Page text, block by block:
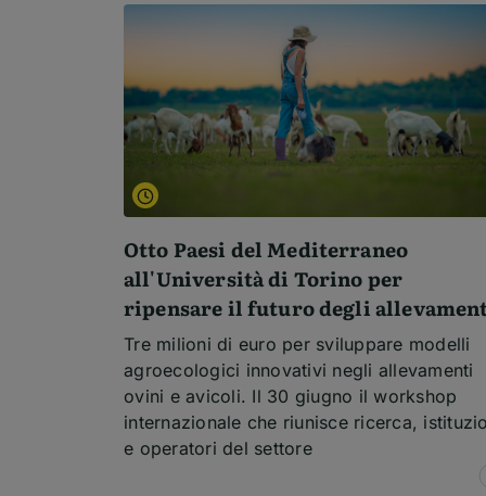
Otto Paesi del Mediterraneo
all'Università di Torino per
ripensare il futuro degli
Tre milioni di euro per sviluppare modelli
agroecologici innovativi negli allevamenti
ovini e avicoli. Il 30 giugno il workshop
internazionale che riunisce ricerca,
e operatori del settore